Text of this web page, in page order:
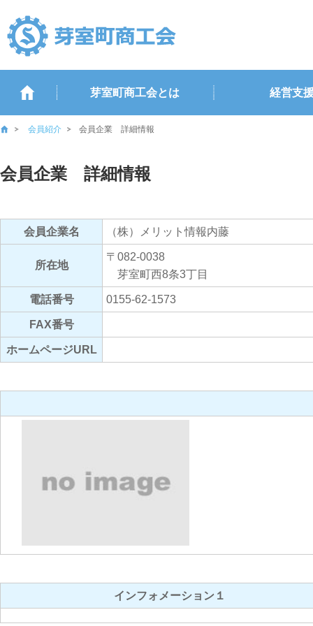
芽室町商工会とは 経営支
会員紹介 会員企業 詳細情報
会員企業 詳細情報
会員企業名 （株）メリット情報内藤
所在地
〒082-0038
芽室町西8条3丁目
電話番号 0155-62-1573
FAX番号
ホームページURL
インフォメーション１